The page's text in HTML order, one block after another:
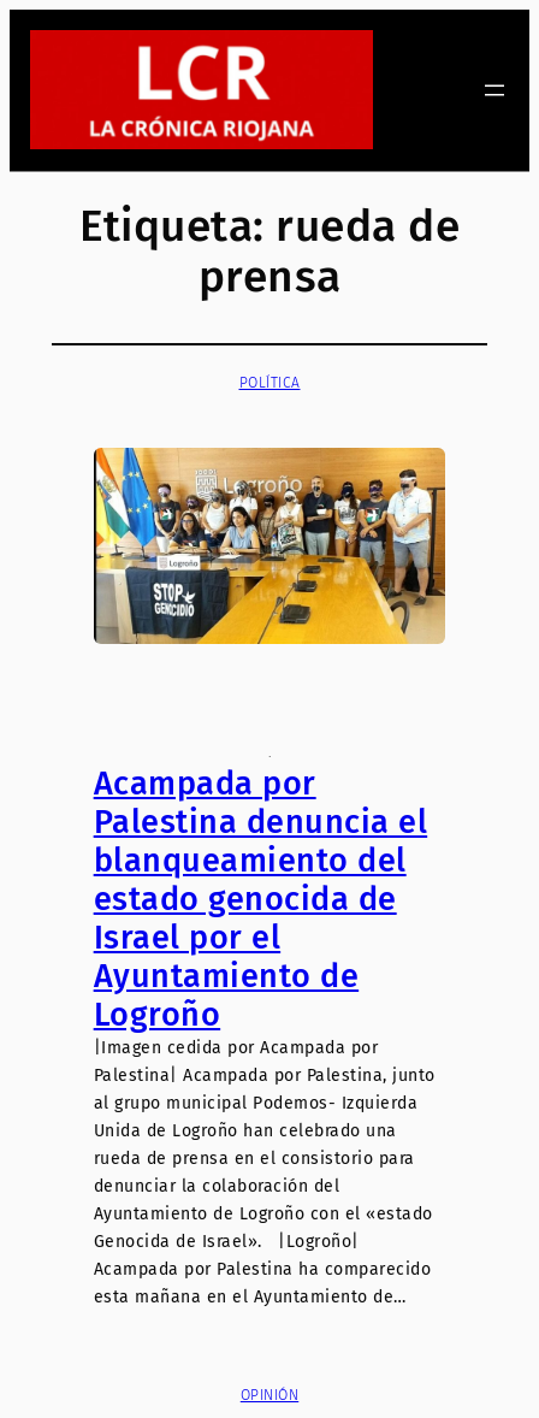
Saltar
Etiqueta: rueda de
prensa
POLÍTICA
.
Acampada por
Palestina denuncia el
blanqueamiento del
estado genocida de
Israel por el
Ayuntamiento de
Logroño
|Imagen cedida por Acampada por
Palestina| Acampada por Palestina, junto
al grupo municipal Podemos- Izquierda
Unida de Logroño han celebrado una
rueda de prensa en el consistorio para
denunciar la colaboración del
Ayuntamiento de Logroño con el «estado
Genocida de Israel». |Logroño|
Acampada por Palestina ha comparecido
esta mañana en el Ayuntamiento de…
OPINIÓN